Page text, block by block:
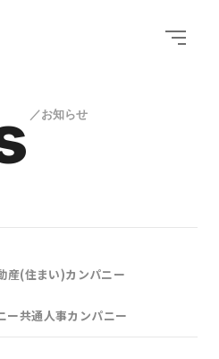
メニュ
／お知らせ
産(住まい)カンパニー
ー共通人事カンパニー